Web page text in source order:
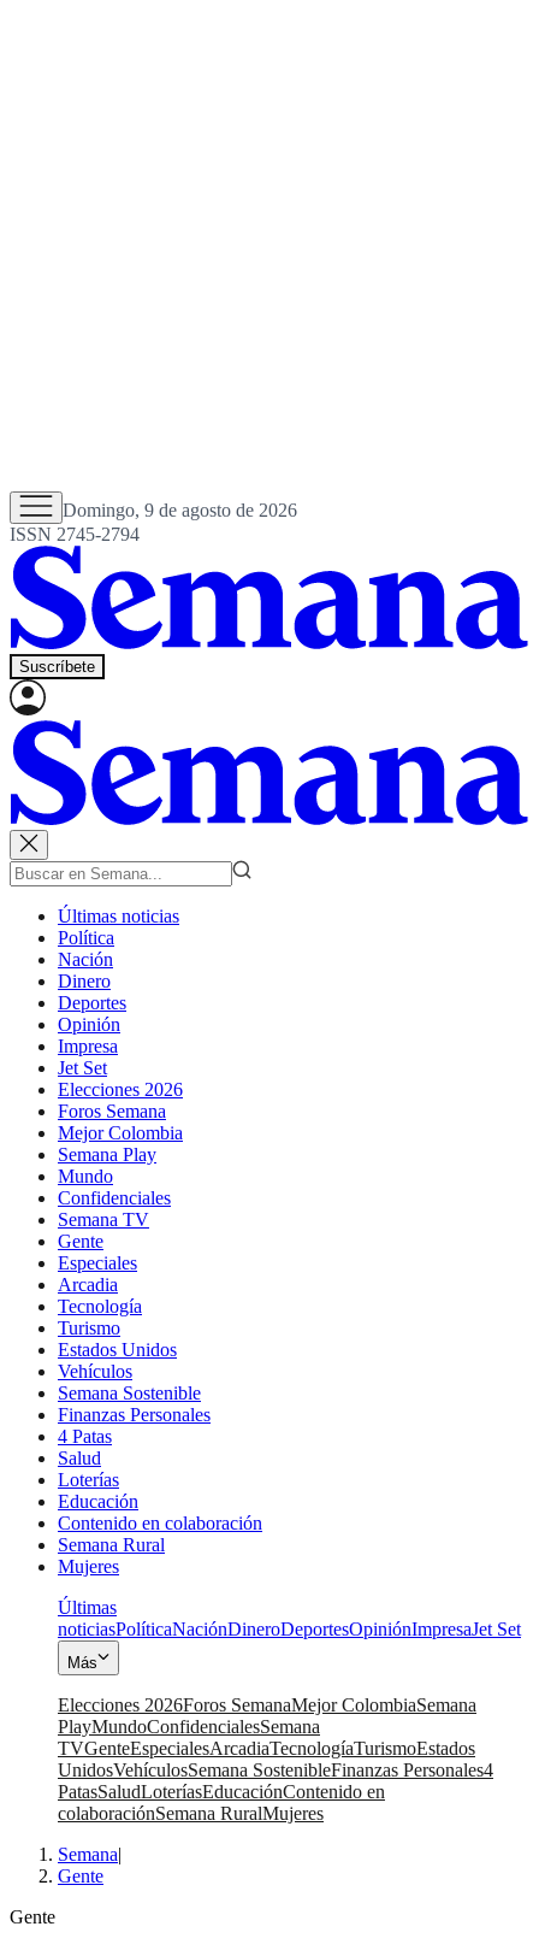
Domingo, 9 de agosto de 2026
ISSN 2745-2794
Suscríbete
Últimas noticias
Política
Nación
Dinero
Deportes
Opinión
Impresa
Jet Set
Elecciones 2026
Foros Semana
Mejor Colombia
Semana Play
Mundo
Confidenciales
Semana TV
Gente
Especiales
Arcadia
Tecnología
Turismo
Estados Unidos
Vehículos
Semana Sostenible
Finanzas Personales
4 Patas
Salud
Loterías
Educación
Contenido en colaboración
Semana Rural
Mujeres
Últimas
noticiasPolíticaNaciónDineroDeportesOpiniónImpresaJet Set
Más
Elecciones 2026Foros SemanaMejor ColombiaSemana
PlayMundoConfidencialesSemana
TVGenteEspecialesArcadiaTecnologíaTurismoEstados
UnidosVehículosSemana SostenibleFinanzas Personales4
PatasSaludLoteríasEducaciónContenido en
colaboraciónSemana RuralMujeres
Semana|
Gente
Gente